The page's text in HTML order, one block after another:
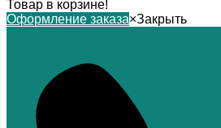
Товар в корзине!
Оформление заказа×Закрыть